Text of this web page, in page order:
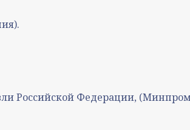
Российской Федерации,